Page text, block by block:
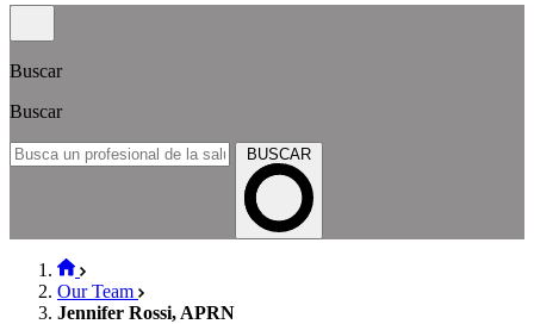
Buscar
Buscar
BUSCAR
Our Team
Jennifer Rossi, APRN